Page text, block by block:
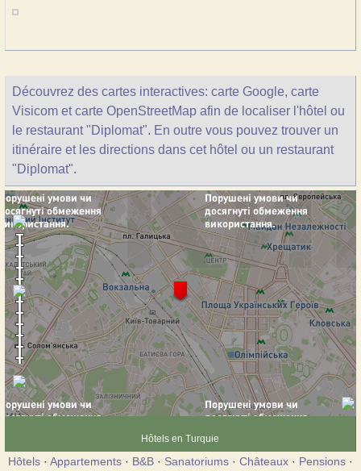
Découvrez des cartes interactives: carte Google, carte
Visicom et carte OpenStreetMap afin de localiser l'hôtel ou
le restaurant "Diplomat". En outre vous pouvez trouver un
itinéraire et les directions dans cet hôtel ou un restaurant
"Diplomat".
Hôtels en Turquie
Hôtels · Appartements · B&B · Sanatoriums · Châteaux · Pensions ·